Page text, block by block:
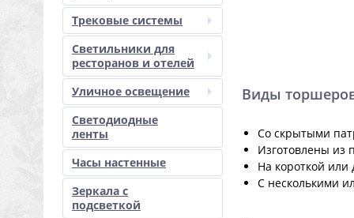
Трековые системы
Светильники для
ресторанов и отелей
Уличное освещение
Светодиодные
ленты
Часы настенные
Зеркала с
подсветкой
Виды
Со скрытыми
Изготовлены из
На короткой или
С несколькими